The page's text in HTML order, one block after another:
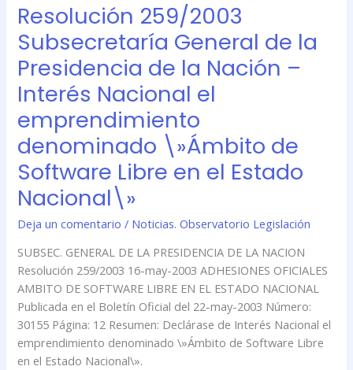
Resolución 259/2003
Subsecretaría General de la
Presidencia de la Nación –
Interés Nacional el
emprendimiento
denominado \»Ámbito de
Software Libre en el Estado
Nacional\»
Deja un comentario / Noticias. Observatorio Legislación
SUBSEC. GENERAL DE LA PRESIDENCIA DE LA NACION
Resolución 259/2003 16-may-2003 ADHESIONES OFICIALES
AMBITO DE SOFTWARE LIBRE EN EL ESTADO NACIONAL
Publicada en el Boletín Oficial del 22-may-2003 Número:
30155 Página: 12 Resumen: Declárase de Interés Nacional el
emprendimiento denominado \»Ámbito de Software Libre
en el Estado Nacional\».
Resolución
Subsecretaría
General
de
la
Presidencia
de
la
Nación
–
Interés
Nacional
el
emprendimiento
denominado
\»Ámbito
de
Software
Libre